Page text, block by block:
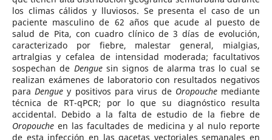
los climas cálidos y lluviosos. Se presenta el caso de un
paciente masculino de 62 años que acude al puesto de
salud de Pita, con cuadro clínico de 3 días de evolución,
caracterizado por fiebre, malestar general, mialgias,
artralgias y cefalea de intensidad moderada; facultativos
sospechan de Denguesin signos de alarma tras lo cual se
realizan exámenes de laboratorio con resultados negativos
paraDengue y positivos para virus de Oropouchemediante
técnica de RT-qPCR; por lo que su diagnóstico resulta
accidental. Debido a la falta de estudio de la fiebre de
Oropoucheen las facultades de medicina y al nulo reporte
de esta infección en las gacetas vectoriales semanales en